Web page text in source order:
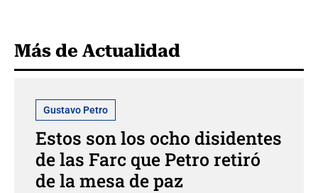
Más de Actualidad
Gustavo Petro
Estos son los ocho disidentes
de las Farc que Petro retiró
de la mesa de paz